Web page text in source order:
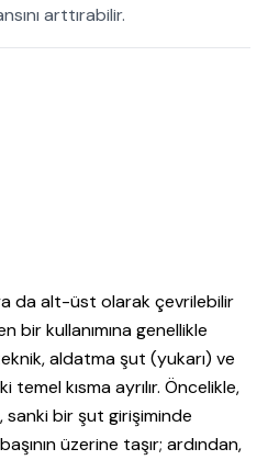
arttırabilir.
da alt-üst olarak çevrilebilir
bir kullanımına genellikle
aldatma şut (yukarı) ve
temel kısma ayrılır. Öncelikle,
bir şut girişiminde
üzerine taşır; ardından,